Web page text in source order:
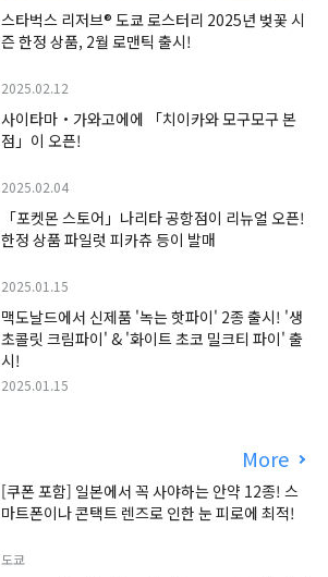
스타벅스 리저브® 도쿄 로스터리 2025년 벚꽃 시
즌 한정 상품, 2월 로맨틱 출시!
2025.02.12
사이타마・가와고에에 「치이카와 모구모구 본
점」이 오픈!
2025.02.04
「포켓몬 스토어」나리타 공항점이 리뉴얼 오픈!
한정 상품 파일럿 피카츄 등이 발매
2025.01.15
맥도날드에서 신제품 '녹는 핫파이' 2종 출시! '생
초콜릿 크림파이' & '화이트 초코 밀크티 파이' 출
시!
2025.01.15
More
[쿠폰 포함] 일본에서 꼭 사야하는 안약 12종! 스
마트폰이나 콘택트 렌즈로 인한 눈 피로에 최적!
도쿄